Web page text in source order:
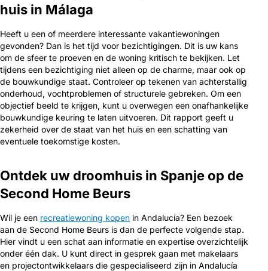
huis in Málaga
Heeft u een of meerdere interessante vakantiewoningen
gevonden? Dan is het tijd voor bezichtigingen. Dit is uw kans
om de sfeer te proeven en de woning kritisch te bekijken. Let
tijdens een bezichtiging niet alleen op de charme, maar ook op
de bouwkundige staat. Controleer op tekenen van achterstallig
onderhoud, vochtproblemen of structurele gebreken. Om een
objectief beeld te krijgen, kunt u overwegen een onafhankelijke
bouwkundige keuring te laten uitvoeren. Dit rapport geeft u
zekerheid over de staat van het huis en een schatting van
eventuele toekomstige kosten.
Ontdek uw droomhuis in Spanje op de
Second Home Beurs
Wil je een recreatiewoning kopen in Andalucía? Een bezoek
aan de Second Home Beurs is dan de perfecte volgende stap.
Hier vindt u een schat aan informatie en expertise overzichtelijk
onder één dak. U kunt direct in gesprek gaan met makelaars
en projectontwikkelaars die gespecialiseerd zijn in Andalucía